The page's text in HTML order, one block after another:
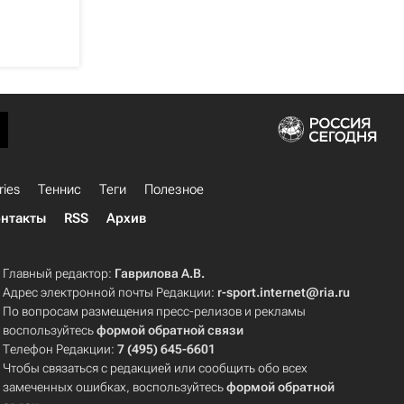
Теннис Теги
Полезное
RSS Архив
Главный редактор: Гаврилова А.В.
Адрес электронной почты Редакции: r-sport.internet@ria.ru
По вопросам размещения пресс-релизов и рекламы
воспользуйтесьформой обратной связи
Телефон Редакции:7 (495) 645-6601
Чтобы связаться с редакцией или сообщить обо всех
замеченных ошибках, воспользуйтесьформой обратной